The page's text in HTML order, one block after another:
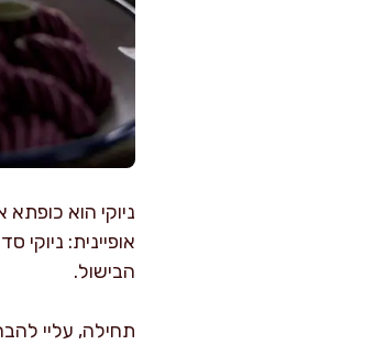
ניוקי הוא
אופיינית: ניוקי
הבישול.
תחילה, עליי